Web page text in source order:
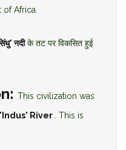
Africa.
नदीके तट पर विकसित हुई
This civilization was
'Indus' River
. This is